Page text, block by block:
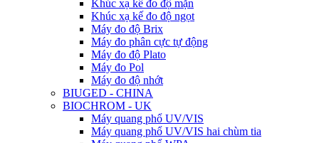
Khúc xạ kế đo độ mặn
Khúc xạ kế đo độ ngọt
Máy đo độ Brix
Máy đo phân cực tự động
Máy đo độ Plato
Máy đo Pol
Máy đo độ nhớt
BIUGED - CHINA
BIOCHROM - UK
Máy quang phổ UV/VIS
Máy quang phổ UV/VIS hai chùm tia